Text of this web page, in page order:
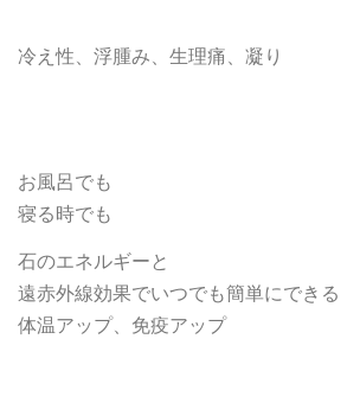
冷え性、浮腫み、生理痛、凝り
お風呂でも
寝る時でも
石のエネルギーと
遠赤外線効果でいつでも簡単にできる
体温アップ、免疫アップ